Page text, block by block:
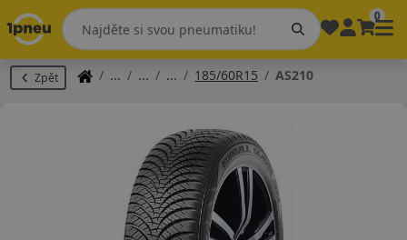
0
Zpět 185/60R15 AS210